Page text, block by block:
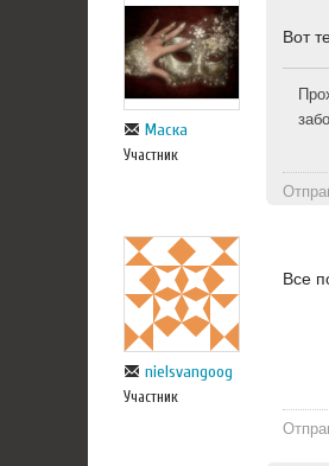
Маска
Участник
Вот
nielsvangoog
Участник
Все